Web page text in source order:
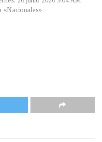
«Nacionales»